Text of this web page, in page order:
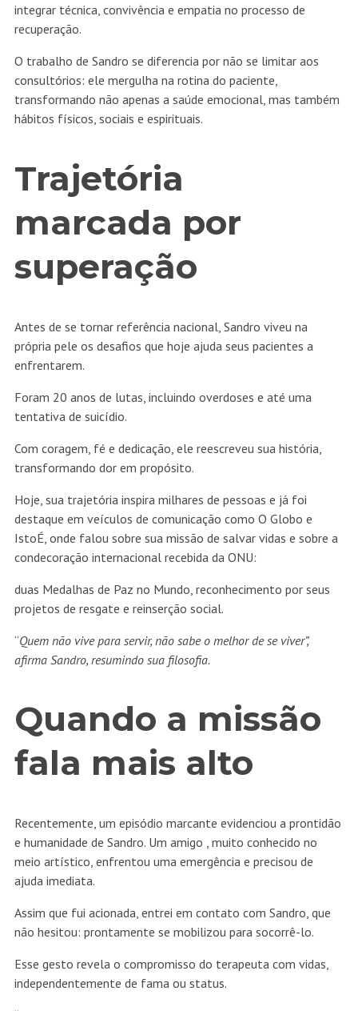
integrar técnica, convivência e empatia no processo de
recuperação.
O trabalho de Sandro se diferencia por não se limitar aos
consultórios: ele mergulha na rotina do paciente,
transformando não apenas a saúde emocional, mas também
hábitos físicos, sociais e espirituais.
Trajetória
marcada por
superação
Antes de se tornar referência nacional, Sandro viveu na
própria pele os desafios que hoje ajuda seus pacientes a
enfrentarem.
Foram 20 anos de lutas, incluindo overdoses e até uma
tentativa de suicídio.
Com coragem, fé e dedicação, ele reescreveu sua história,
transformando dor em propósito.
Hoje, sua trajetória inspira milhares de pessoas e já foi
destaque em veículos de comunicação como O Globo e
IstoÉ, onde falou sobre sua missão de salvar vidas e sobre a
condecoração internacional recebida da ONU:
duas Medalhas de Paz no Mundo, reconhecimento por seus
projetos de resgate e reinserção social.
“Quem não vive para servir, não sabe o melhor de se viver”,
afirma Sandro, resumindo sua filosofia.
Quando a missão
fala mais alto
Recentemente, um episódio marcante evidenciou a prontidão
e humanidade de Sandro. Um amigo , muito conhecido no
meio artístico, enfrentou uma emergência e precisou de
ajuda imediata.
Assim que fui acionada, entrei em contato com Sandro, que
não hesitou: prontamente se mobilizou para socorrê-lo.
Esse gesto revela o compromisso do terapeuta com vidas,
independentemente de fama ou status.